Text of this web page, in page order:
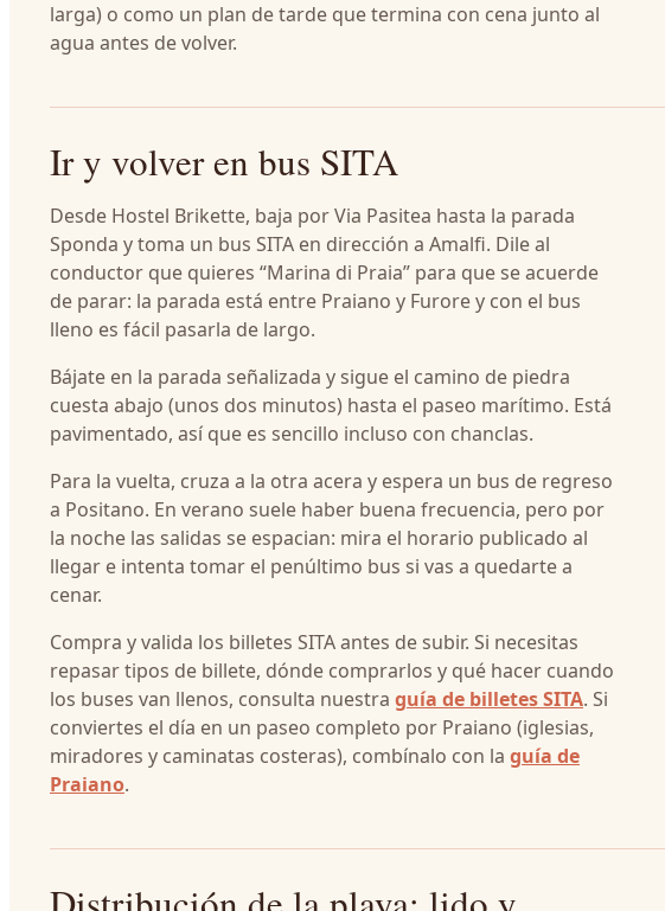
larga) o como un plan de tarde que termina con cena junto al
agua antes de volver.
Ir y volver en bus SITA
Desde Hostel Brikette, baja por Via Pasitea hasta la parada
Sponda y toma un bus SITA en dirección a Amalfi. Dile al
conductor que quieres “Marina di Praia” para que se acuerde
de parar: la parada está entre Praiano y Furore y con el bus
lleno es fácil pasarla de largo.
Bájate en la parada señalizada y sigue el camino de piedra
cuesta abajo (unos dos minutos) hasta el paseo marítimo. Está
pavimentado, así que es sencillo incluso con chanclas.
Para la vuelta, cruza a la otra acera y espera un bus de regreso
a Positano. En verano suele haber buena frecuencia, pero por
la noche las salidas se espacian: mira el horario publicado al
llegar e intenta tomar el penúltimo bus si vas a quedarte a
cenar.
Compra y valida los billetes SITA antes de subir. Si necesitas
repasar tipos de billete, dónde comprarlos y qué hacer cuando
los buses van llenos, consulta nuestra guía de billetes SITA. Si
conviertes el día en un paseo completo por Praiano (iglesias,
miradores y caminatas costeras), combínalo con la guía de
Praiano.